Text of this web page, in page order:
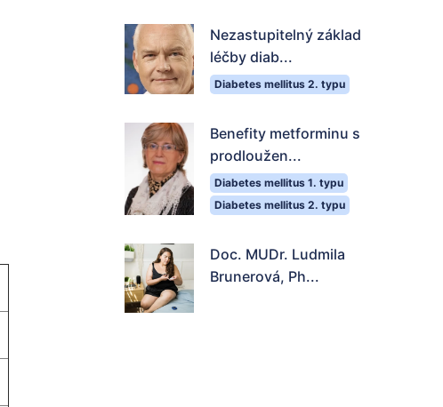
Nezastupitelný základ
léčby diab...
Diabetes mellitus 2. typu
Benefity metforminu s
prodloužen...
Diabetes mellitus 1. typu
Diabetes mellitus 2. typu
Doc. MUDr. Ludmila
Brunerová, Ph...